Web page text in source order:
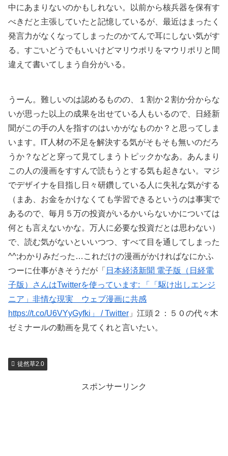
中にあまりないのかもしれない。以前から核兵器を保有す
べきだと主張していたと記憶しているが、最近はまったく
発言力がなくなってしまったのかてんで耳にしない気がす
る。すごいどうでもいいけどマリウポリをマウリポリと間
違えて書いてしまう自分がいる。
うーん。難しいのは認めるものの、１割か２割か分からな
いが思った以上の成果を出せている人もいるので、日経新
聞がこの手の人を指すのはいかがなものか？と思ってしま
います。IT人材の不足を解決する気がそもそも無いのだろ
うか？などと穿って見てしまうトピックかなあ。あんまり
この人の漫画をすすんで読もうとする気も起きない。マジ
でデザイナを目指し日々研鑽している人に失礼な気がする
（まあ、お金をかけなくても学習できるというのは事実で
あるので、毎月５万の投資がいるかいらないかについては
何とも言えないかな。万人に必要な投資だとは思わない）
で、読む気がないといいつつ、すべて目を通してしまった
^^;わかりみだった…これだけの漫画がかければなにかふ
つーに仕事がきそうだが「 日本経済新聞 電子版（日経電
子版）さんはTwitterを使っています: 「「駆け出しエンジ
ニア」非情な現実 ウェブ漫画に共感
https://t.co/U6VYyGyfki」 / Twitter 」江頭２：５０の代々木
ゼミナールの動画を見てくれと言いたい。
徒然草2.0
スポンサーリンク